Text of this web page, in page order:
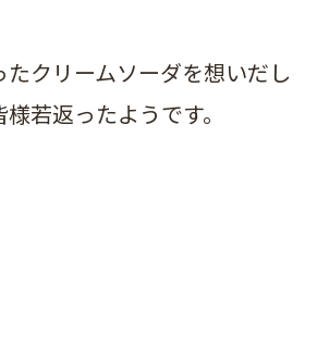
クリームソーダを想いだし
若返ったようです。